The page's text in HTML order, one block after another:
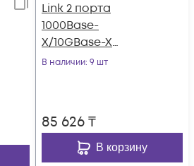
Link 2 порта
1000Base-
X/10GBase-X
LREC9812BF-2SFP+
В наличии: 9 шт
85 626₸
В корзину